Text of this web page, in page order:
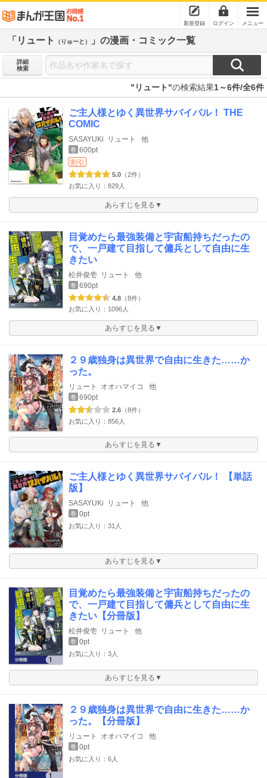
新規登録 ログイン メニュー
「リュート （りゅーと） 」の漫画・コミック一覧
詳細
検索
"リュート"の検索結果1～6件/全6件
ご主人様とゆく異世界サバイバル！ THE
COMIC
SASAYUKi リュート 他
巻 600pt
割引
5.0 （2件）
お気に入り：829人
あらすじを見る▼
目覚めたら最強装備と宇宙船持ちだったの
で、一戸建て目指して傭兵として自由に生
きたい
松井俊壱 リュート 他
巻 690pt
4.8 （8件）
お気に入り：1096人
あらすじを見る▼
２９歳独身は異世界で自由に生きた……か
った。
リュート オオハマイコ 他
巻 690pt
2.6 （8件）
お気に入り：856人
あらすじを見る▼
ご主人様とゆく異世界サバイバル！ 【単話
版】
SASAYUKi リュート 他
巻 0pt
お気に入り：31人
あらすじを見る▼
目覚めたら最強装備と宇宙船持ちだったの
で、一戸建て目指して傭兵として自由に生
きたい【分冊版】
松井俊壱 リュート 他
巻 0pt
お気に入り：3人
あらすじを見る▼
２９歳独身は異世界で自由に生きた……か
った。【分冊版】
リュート オオハマイコ 他
巻 0pt
お気に入り：6人